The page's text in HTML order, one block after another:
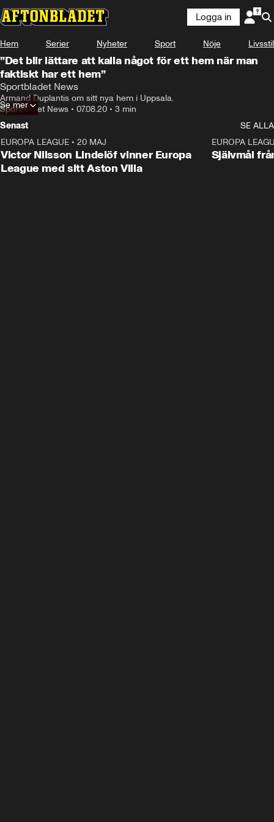
Logga in
Hem Serier Nyheter Sport Nöje Livsstil
”Det blir lättare att kalla något för ett hem när man
faktiskt har ett hem”
Sportbladet News
Armand Duplantis om sitt nya hem i Uppsala.
Sportbladet News • 07.08.20 • 3 min
Se mer
Senast
SE ALLA
EUROPA LEAGUE • 20 MAJ
Victor Nilsson Lindelöf vinner Europa
League med sitt Aston Villa
EUROPA
Självmål